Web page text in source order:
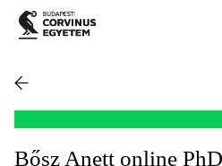
Bősz Anett online PhD